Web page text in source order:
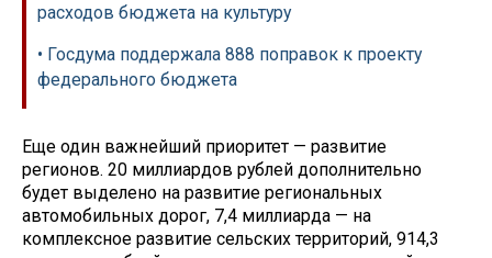
расходов бюджета на культуру
• Госдума поддержала 888 поправок к проекту
федерального бюджета
Еще один важнейший приоритет — развитие
регионов. 20 миллиардов рублей дополнительно
будет выделено на развитие региональных
автомобильных дорог, 7,4 миллиарда — на
комплексное развитие сельских территорий, 914,3